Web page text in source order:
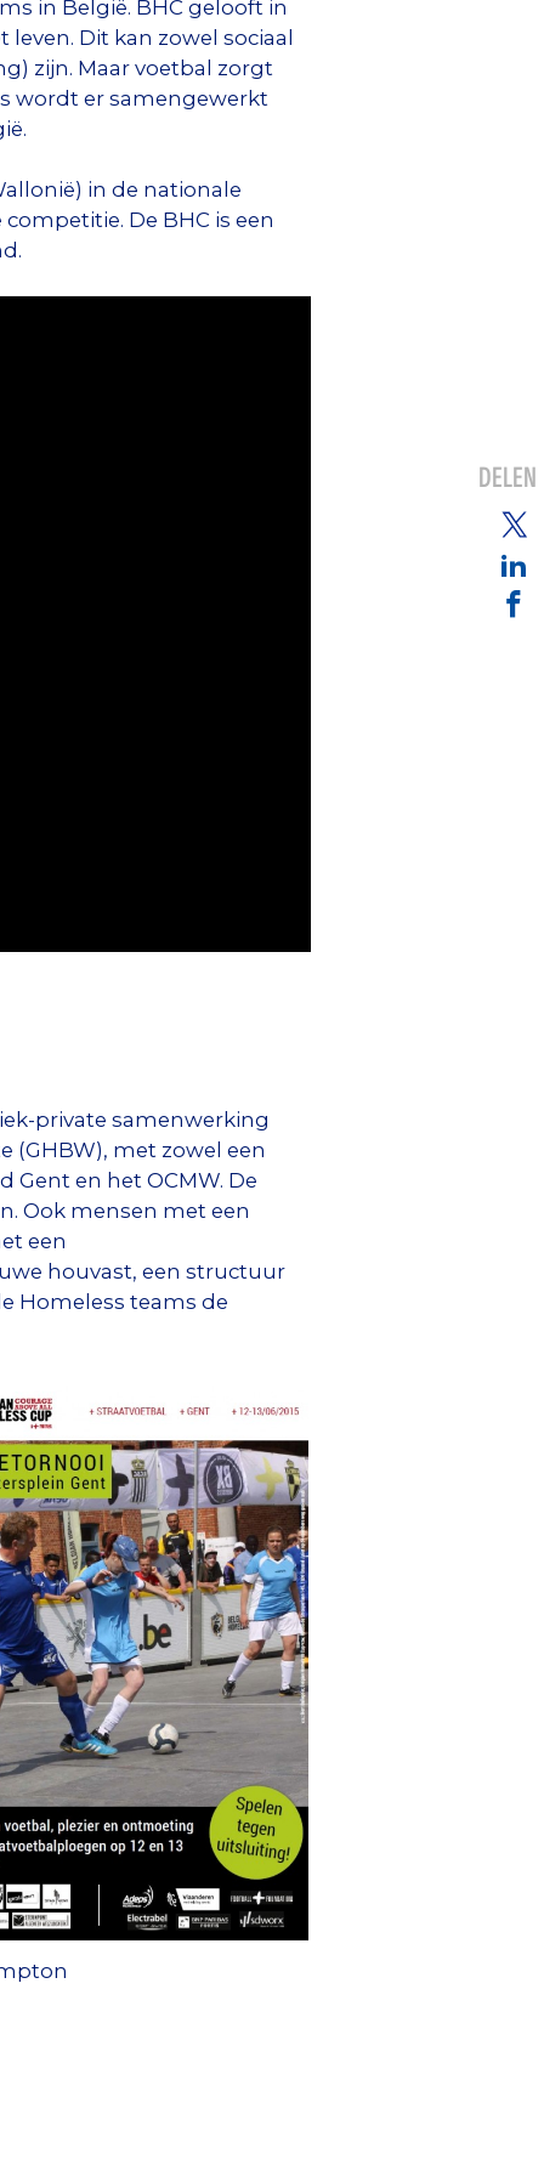
in België. BHC gelooft in
Dit kan zowel sociaal
zijn. Maar voetbal zorgt
wordt er samengewerkt
in de nationale
De BHC is een
private samenwerking
(GHBW), met zowel een
Gent en het OCMW. De
Ook mensen met een
een
houvast, een structuur
Homeless teams de
DELEN